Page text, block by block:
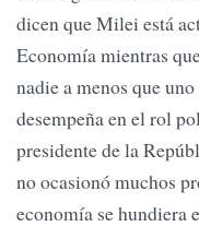
dicen que Milei está
Economía mientras
nadie a menos que
desempeña en el rol
presidente de la
no ocasionó muchos
economía se hundiera